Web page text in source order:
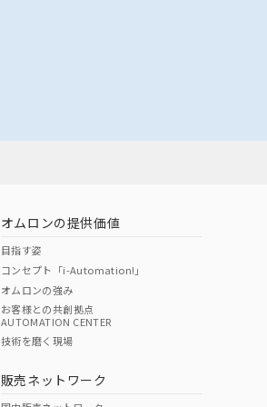
オムロンの提供価値
目指す姿
コンセプト「i-Automation!」
オムロンの強み
お客様との共創拠点
AUTOMATION CENTER
技術を磨く現場
販売ネットワーク